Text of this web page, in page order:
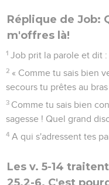
Réplique de Job:
m'offres là!
1 Job prit la parole et dit :
2 « Comme tu sais bien
secours tu prêtes au
3 Comme tu sais bien
sagesse ! Quel grand
4 A qui s'adressent tes
Les v. 5-14
25.2-6. C'est